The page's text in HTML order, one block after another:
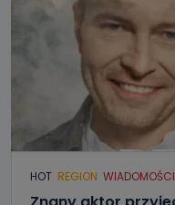
HOT REGION WIADOMOŚCI